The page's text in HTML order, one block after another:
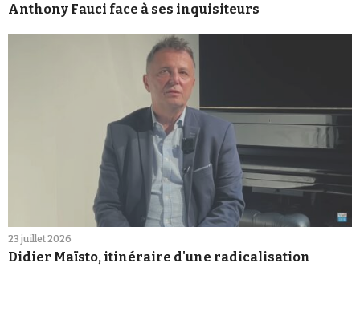
Anthony Fauci face à ses inquisiteurs
23 juillet 2026
Didier Maïsto, itinéraire d'une radicalisation